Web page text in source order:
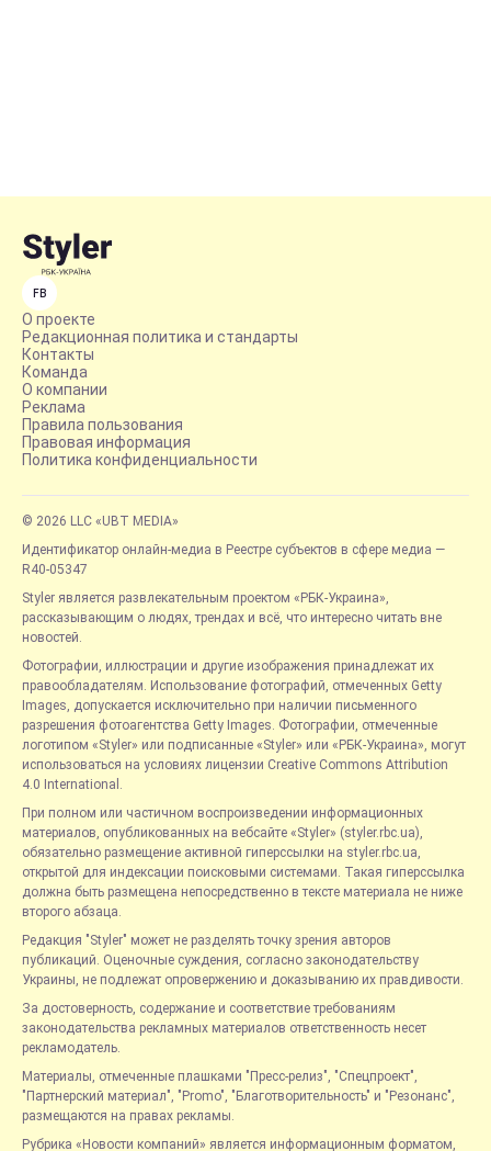
FB
О проекте
Редакционная политика и стандарты
Контакты
Команда
О компании
Реклама
Правила пользования
Правовая информация
Политика конфиденциальности
© 2026 LLC «UBT MEDIA»
Идентификатор онлайн-медиа в Реестре субъектов в сфере медиа —
R40-05347
Styler является развлекательным проектом «РБК-Украина»,
рассказывающим о людях, трендах и всё, что интересно читать вне
новостей.
Фотографии, иллюстрации и другие изображения принадлежат их
правообладателям. Использование фотографий, отмеченных Getty
Images, допускается исключительно при наличии письменного
разрешения фотоагентства Getty Images. Фотографии, отмеченные
логотипом «Styler» или подписанные «Styler» или «РБК-Украина», могут
использоваться на условиях лицензии Creative Commons Attribution
4.0 International.
При полном или частичном воспроизведении информационных
материалов, опубликованных на вебсайте «Styler» (styler.rbc.ua),
обязательно размещение активной гиперссылки на styler.rbc.ua,
открытой для индексации поисковыми системами. Такая гиперссылка
должна быть размещена непосредственно в тексте материала не ниже
второго абзаца.
Редакция "Styler" может не разделять точку зрения авторов
публикаций. Оценочные суждения, согласно законодательству
Украины, не подлежат опровержению и доказыванию их правдивости.
За достоверность, содержание и соответствие требованиям
законодательства рекламных материалов ответственность несет
рекламодатель.
Материалы, отмеченные плашками "Пресс-релиз", "Спецпроект",
"Партнерский материал", "Promo", "Благотворительность" и "Резонанс",
размещаются на правах рекламы.
Рубрика «Новости компаний» является информационным форматом,